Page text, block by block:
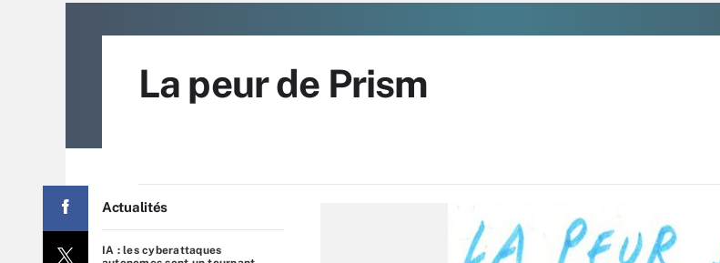
La peur de Prism
Actualités
IA : les cyberattaques